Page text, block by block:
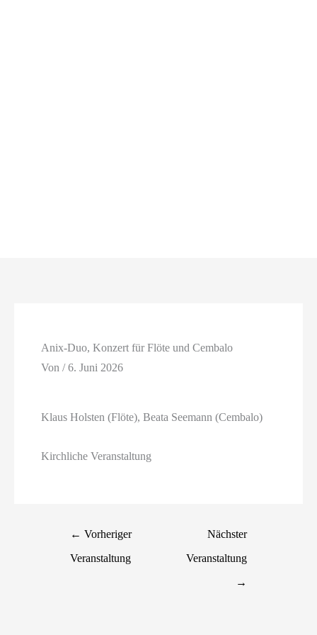
Anix-Duo, Konzert für Flöte und Cembalo
Von/6. Juni 2026
Klaus Holsten (Flöte), Beata Seemann (Cembalo)
Kirchliche Veranstaltung
← Vorheriger
Veranstaltung
Nächster
Veranstaltung
→